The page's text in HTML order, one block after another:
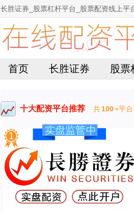
长胜证券_股票杠杆平台_股票配资线上平
首页 长胜证券 股票
十大配资平台推荐 共100+平台